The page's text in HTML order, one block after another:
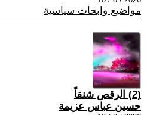
مواضيع وابحاث سياسية
(2) الرقص شنقاً
حسين عباس عزيمة